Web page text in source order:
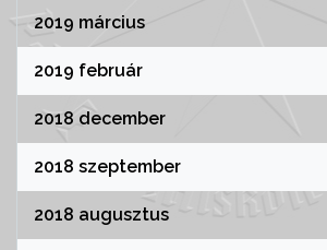
2019 március
2019 február
2018 december
2018 szeptember
2018 augusztus